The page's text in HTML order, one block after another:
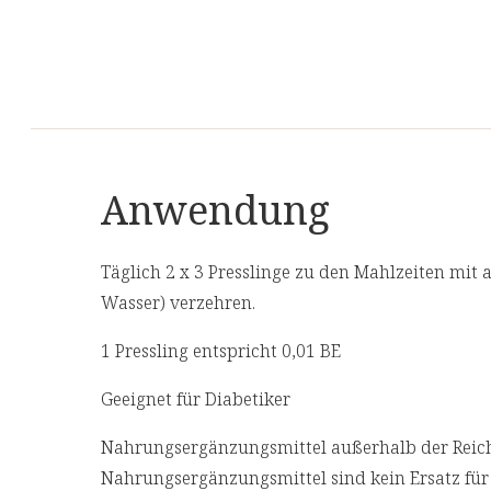
Das Produkt enthält keine Allergene.
Anwendung
Täglich 2 x 3 Presslinge zu den Mahlzeiten mit
Wasser) verzehren.
1 Pressling entspricht 0,01 BE
Geeignet für Diabetiker
Nahrungsergänzungsmittel außerhalb der
Nahrungsergänzungsmittel sind kein Ersatz